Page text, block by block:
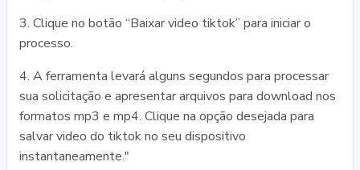
3. Clique no botão “Baixar video tiktok” para iniciar o
processo.
4. A ferramenta levará alguns segundos para processar
sua solicitação e apresentar arquivos para download nos
formatos mp3 e mp4. Clique na opção desejada para
salvar video do tiktok no seu dispositivo
instantaneamente."